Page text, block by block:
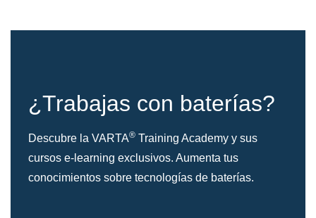
¿Trabajas con baterías?
Descubre la VARTA® Training Academy y sus
cursos e-learning exclusivos. Aumenta tus
conocimientos sobre tecnologías de baterías.